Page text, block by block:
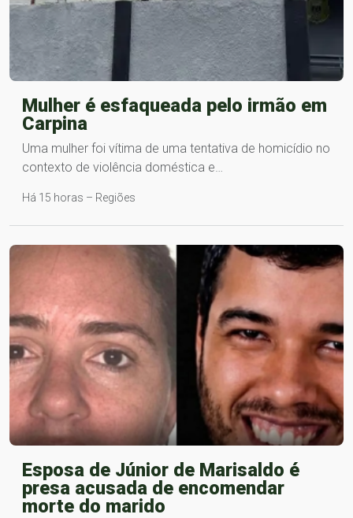
Mulher é esfaqueada pelo irmão em
Carpina
Uma mulher foi vítima de uma tentativa de homicídio no
contexto de violência doméstica e…
Há 15 horas – Regiões
Esposa de Júnior de Marisaldo é
presa acusada de encomendar
morte do marido